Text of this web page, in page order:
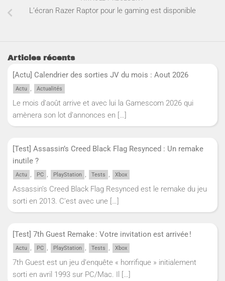
L’écran Razer Raptor pour le gaming est disponible
Articles récents
[Actu] Calendrier des sorties JV du mois : Aout 2026
Actu , Actualités
Le mois d’août arrive et avec lui la Gamescom 2026 qui
amènera son lot d’annonces en […]
[Test] Assassin’s Creed Black Flag Resynced : Un remake
inutile ?
Actu , PC , PlayStation , Tests , Xbox
Assassin’s Creed Black Flag Resynced est le remake du jeu
sorti en 2013. C’est avec une […]
[Test] 7th Guest Remake : Votre invitation est arrivée !
Actu , PC , PlayStation , Tests , Xbox
7th Guest est un jeu d’enquête « horrifique » initialement
sorti en avril 1993 sur PC/Mac. Il
[…]